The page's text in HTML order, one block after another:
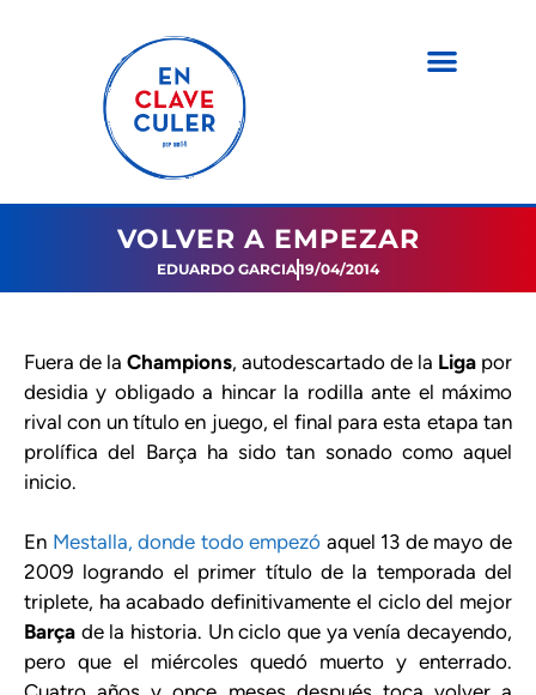
VOLVER A EMPEZAR
EDUARDO GARCIA19/04/2014
Fuera de la Champions, autodescartado de la Liga por
desidia y obligado a hincar la rodilla ante el máximo
rival con un título en juego, el final para esta etapa tan
prolífica del Barça ha sido tan sonado como aquel
inicio.
En Mestalla, donde todo empezó aquel 13 de mayo de
2009 logrando el primer título de la temporada del
triplete, ha acabado definitivamente el ciclo del mejor
Barça de la historia. Un ciclo que ya venía decayendo,
pero que el miércoles quedó muerto y enterrado.